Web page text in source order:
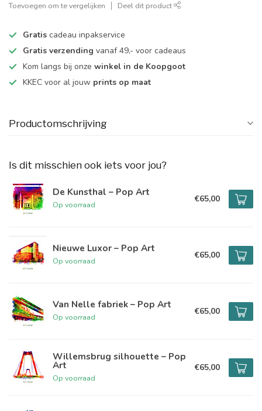
Toevoegen om te vergelijken Deel dit product
Gratis cadeau inpakservice
Gratis verzending vanaf 49,- voor cadeaus
Kom langs bij onze winkel in de Koopgoot
KKEC voor al jouw prints op maat
Productomschrijving
Is dit misschien ook iets voor jou?
De Kunsthal – Pop Art
Op voorraad
€65,00
Nieuwe Luxor – Pop Art
Op voorraad
€65,00
Van Nelle fabriek – Pop Art
Op voorraad
€65,00
Willemsbrug silhouette – Pop
Art
Op voorraad
€65,00